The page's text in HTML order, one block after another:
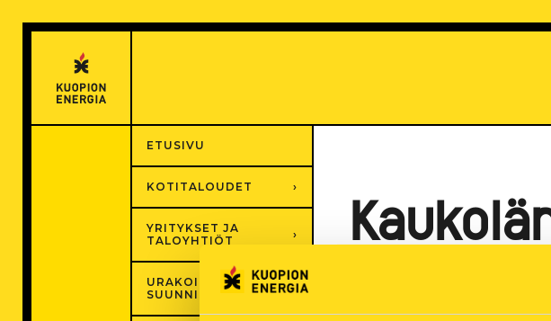
sisältöön
ETUSIVU
KOTITALOUDET
YRITYKSET JA
TALOYHTIÖT
URAKOITSIJAT JA
SUUNNITTELIJAT